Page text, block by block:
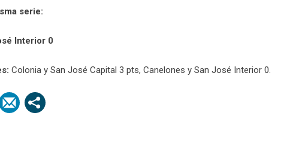
serie:
Interior 0
Colonia y San José Capital 3 pts, Canelones y San José Interior 0.